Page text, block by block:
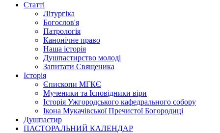
Статті
Літургіка
Богослов'я
Патрологія
Канонічне право
Наша історія
Душпастирство молоді
Запитати Священика
Історія
Єпископи МГКЄ
Мученики та Ісповідники віри
Історія Ужгородського кафедрального собору
Ікона Мукачівської Пречистої Богородиці
Душпастир
ПАСТОРАЛЬНИЙ КАЛЕНДАР